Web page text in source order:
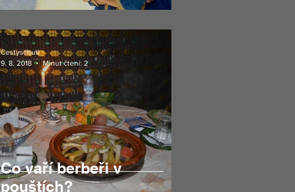
Co vaří berbeři v
pouštích?
Cestyschuti
9. 8. 2018
Minut čtení: 2